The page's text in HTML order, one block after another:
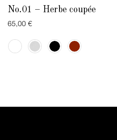
No.01 – Herbe coupée
65,00 €